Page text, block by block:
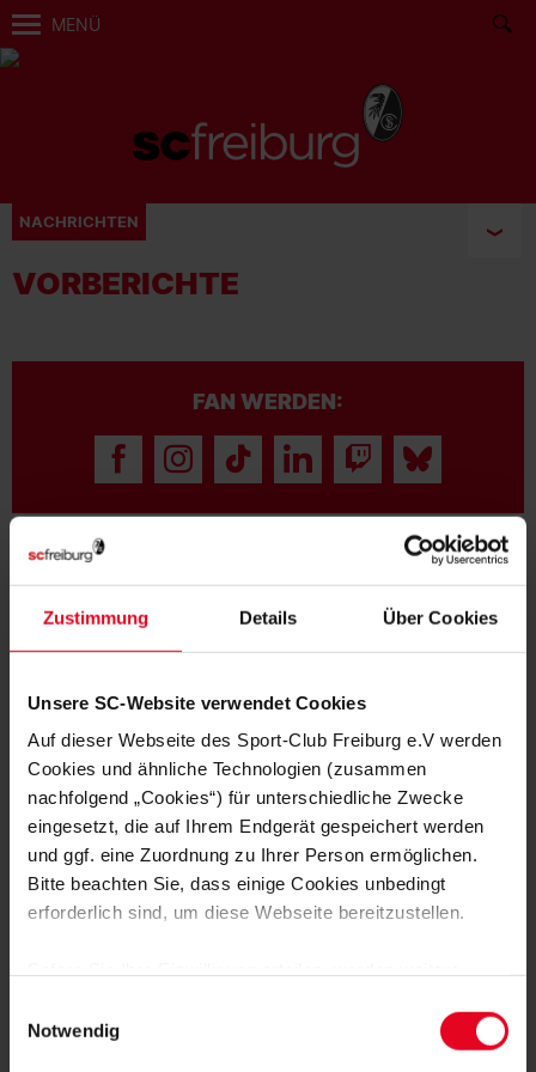
Zustimmung Details Über Cookies
Unsere SC-Website verwendet Cookies
Auf dieser Webseite des Sport-Club Freiburg e.V werden
Cookies und ähnliche Technologien (zusammen
nachfolgend „Cookies“) für unterschiedliche Zwecke
eingesetzt, die auf Ihrem Endgerät gespeichert werden
und ggf. eine Zuordnung zu Ihrer Person ermöglichen.
Bitte beachten Sie, dass einige Cookies unbedingt
erforderlich sind, um diese Webseite bereitzustellen.
Daten von Ihnen (z.B. persönlichen Identifikatoren oder
IP-Adressen) verarbeitet werden. Durch Klicken auf den
Notwendig
MENÜ
NACHRICHTEN
VORBERICHTE
FAN WERDEN:
MITGLIED WERDEN
ZUR ANMELDUNG
NOCH FRAGEN?
0761-38551-0
NEWSLETTER